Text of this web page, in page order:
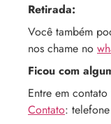
Retirada:
Você também
nos chame no
Ficou com
Entre em
Contato: